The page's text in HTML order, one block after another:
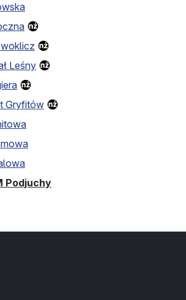
Leśny
Gryfitów
Podjuchy(Endhaltestelle)